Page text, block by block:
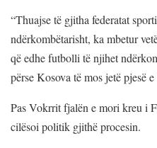
“Thuajse të gjitha federatat
ndërkombëtarisht, ka mbetur
që edhe futbolli të njihet
përse Kosova të mos jetë pjesë
Pas Vokrrit fjalën e mori kreu i
cilësoi politik gjithë procesin.